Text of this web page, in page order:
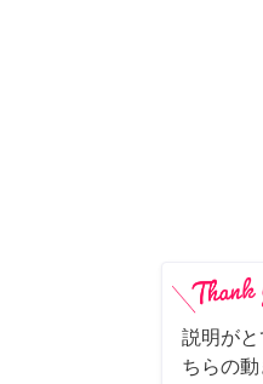
説明が
ちらの